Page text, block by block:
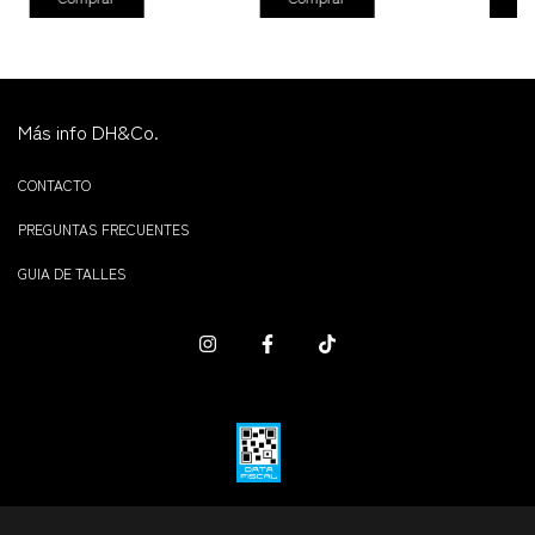
Más info DH&Co.
CONTACTO
PREGUNTAS FRECUENTES
GUIA DE TALLES